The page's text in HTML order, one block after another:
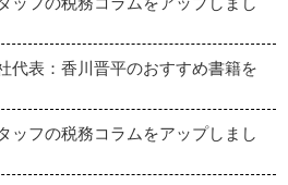
代表：香川晋平のおすすめ書籍を
フの税務コラムをアップしまし